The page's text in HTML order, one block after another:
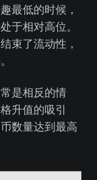
最低的时候，
于相对高位。
束了流动性，
是相反的情
升值的吸引
数量达到最高